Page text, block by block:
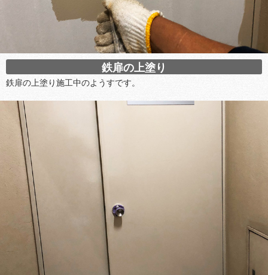
鉄扉の上塗り
鉄扉の上塗り施工中のようすです。